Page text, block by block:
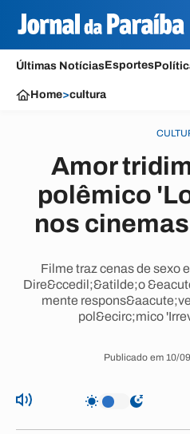
Últimas NotíciasEsportes
Home>cultura
Amor
polêmico
nos
Filme traz cenas de sexo
Dire&ccedil;&atilde;o
mente
pol&ecirc;mico
Publicado em 10/